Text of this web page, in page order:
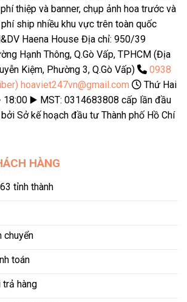
thiệp và banner, chụp ảnh hoa trước và
ship nhiều khu vực trên toàn quốc
Haena House Địa chỉ: 950/39
Hạnh Thông, Q.Gò Vấp, TPHCM (Địa
Kiệm, Phường 3, Q.Gò Vấp)
0938
hoaviet247vn@gmail.com
Thứ Hai
18:00 ▶️ MST: 0314683808 cấp lần đầu
Sở kế hoạch đầu tư Thành phố Hồ Chí
HÀNG
tỉnh thành
chuyển
toán
trả hàng